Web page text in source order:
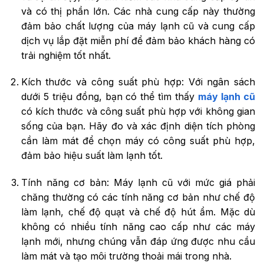
và có thị phần lớn. Các nhà cung cấp này thường
đảm bảo chất lượng của máy lạnh cũ và cung cấp
dịch vụ lắp đặt miễn phí để đảm bảo khách hàng có
trải nghiệm tốt nhất.
Kích thước và công suất phù hợp: Với ngân sách
dưới 5 triệu đồng, bạn có thể tìm thấy máy lạnh cũ
có kích thước và công suất phù hợp với không gian
sống của bạn. Hãy đo và xác định diện tích phòng
cần làm mát để chọn máy có công suất phù hợp,
đảm bảo hiệu suất làm lạnh tốt.
Tính năng cơ bản: Máy lạnh cũ với mức giá phải
chăng thường có các tính năng cơ bản như chế độ
làm lạnh, chế độ quạt và chế độ hút ẩm. Mặc dù
không có nhiều tính năng cao cấp như các máy
lạnh mới, nhưng chúng vẫn đáp ứng được nhu cầu
làm mát và tạo môi trường thoải mái trong nhà.